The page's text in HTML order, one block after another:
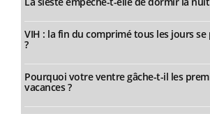
VIH : la fin du comprimé tous les jours
?
Pourquoi votre ventre gâche-t-il les
vacances ?